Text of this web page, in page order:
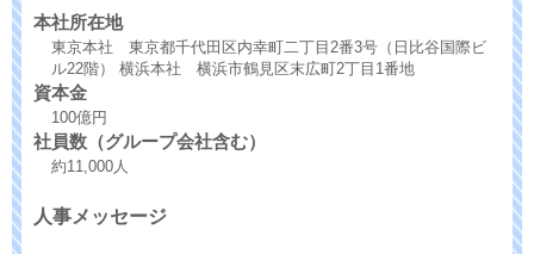
本社所在地
東京本社 東京都千代田区内幸町二丁目2番3号（日比谷国際ビ
ル22階） 横浜本社 横浜市鶴見区末広町2丁目1番地
資本金
100億円
社員数（グループ会社含む）
約11,000人
人事メッセージ